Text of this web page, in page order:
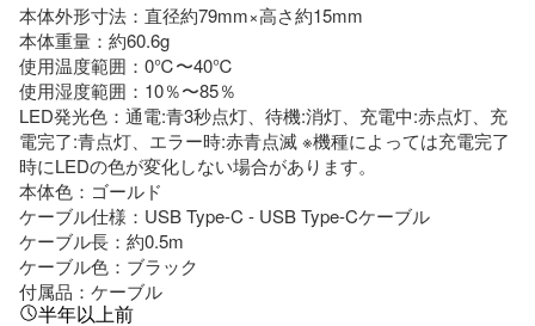
本体外形寸法：直径約79mm×高さ約15mm
本体重量：約60.6g
使用温度範囲：0℃〜40℃
使用湿度範囲：10％〜85％
LED発光色：通電:青3秒点灯、待機:消灯、充電中:赤点灯、充
電完了:青点灯、エラー時:赤青点滅 ※機種によっては充電完了
時にLEDの色が変化しない場合があります。
本体色：ゴールド
ケーブル仕様：USB Type-C - USB Type-Cケーブル
ケーブル長：約0.5m
ケーブル色：ブラック
付属品：ケーブル
半年以上前